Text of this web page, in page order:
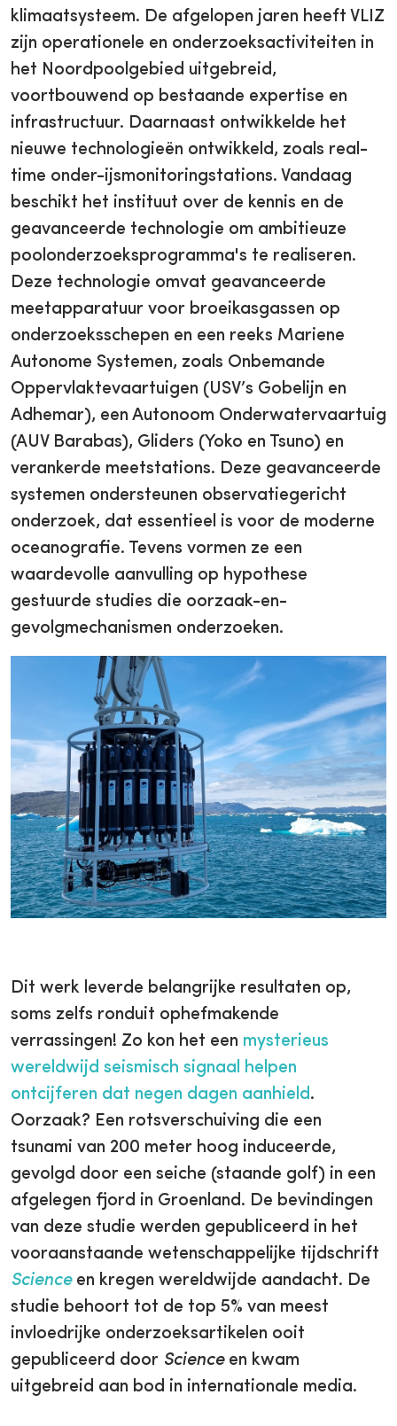
klimaatsysteem. De afgelopen jaren heeft VLIZ
zijn operationele en onderzoeksactiviteiten in
het Noordpoolgebied uitgebreid,
voortbouwend op bestaande expertise en
infrastructuur. Daarnaast ontwikkelde het
nieuwe technologieën ontwikkeld, zoals real-
time onder-ijsmonitoringstations. Vandaag
beschikt het instituut over de kennis en de
geavanceerde technologie om ambitieuze
poolonderzoeksprogramma's te realiseren.
Deze technologie omvat geavanceerde
meetapparatuur voor broeikasgassen op
onderzoeksschepen en een reeks Mariene
Autonome Systemen, zoals Onbemande
Oppervlaktevaartuigen (USV’s Gobelijn en
Adhemar), een Autonoom Onderwatervaartuig
(AUV Barabas), Gliders (Yoko en Tsuno) en
verankerde meetstations. Deze geavanceerde
systemen ondersteunen observatiegericht
onderzoek, dat essentieel is voor de moderne
oceanografie. Tevens vormen ze een
waardevolle aanvulling op hypothese
gestuurde studies die oorzaak-en-
gevolgmechanismen onderzoeken.
Dit werk leverde belangrijke resultaten op,
soms zelfs ronduit ophefmakende
verrassingen! Zo kon het een mysterieus
wereldwijd seismisch signaal helpen
ontcijferen dat negen dagen aanhield.
Oorzaak? Een rotsverschuiving die een
tsunami van 200 meter hoog induceerde,
gevolgd door een seiche (staande golf) in een
afgelegen fjord in Groenland. De bevindingen
van deze studie werden gepubliceerd in het
vooraanstaande wetenschappelijke tijdschrift
Scienceen kregen wereldwijde aandacht. De
studie behoort tot de top 5% van meest
invloedrijke onderzoeksartikelen ooit
gepubliceerd door Scienceen kwam
uitgebreid aan bod in internationale media.